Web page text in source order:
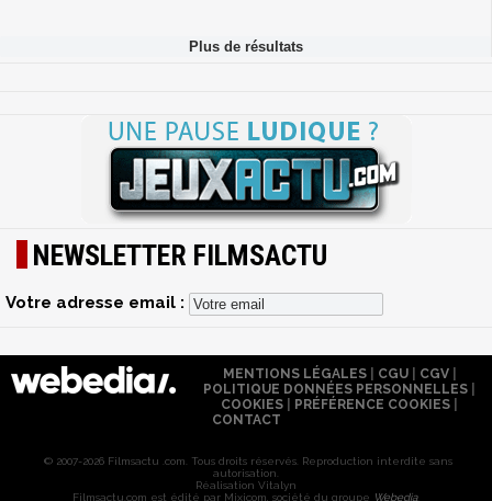
NEWSLETTER FILMSACTU
Votre adresse email :
MENTIONS LÉGALES| CGU| CGV|
POLITIQUE DONNÉES PERSONNELLES
COOKIES
PRÉFÉRENCE COOKIES
CONTACT
© 2007-2026 Filmsactu .com. Tous droits réservés. Reproduction interdite sans
autorisation.
Réalisation Vitalyn
Filmsactu .com est édité par Mixicom, société du groupe Webedia.